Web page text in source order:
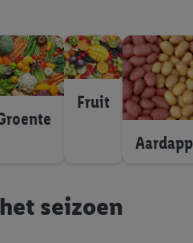
Fruit
seizoen